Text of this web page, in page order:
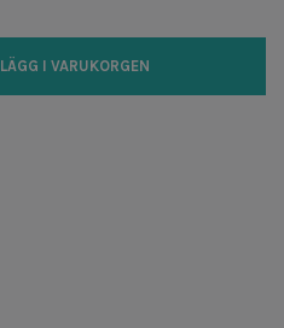
LÄGG I VARUKORGEN